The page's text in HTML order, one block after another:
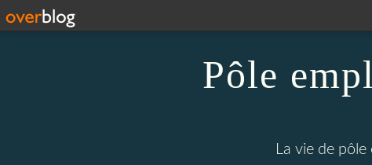
Pôle
La vie de